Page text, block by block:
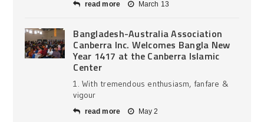
read more March 13
Bangladesh-Australia Association
Canberra Inc. Welcomes Bangla New
Year 1417 at the Canberra Islamic
Center
1. With tremendous enthusiasm, fanfare &
vigour
read more May 2